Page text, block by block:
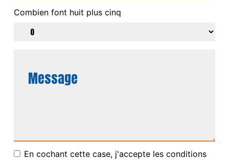
Combien font huit plus cinq
En cochant cette case, j'accepte les conditions